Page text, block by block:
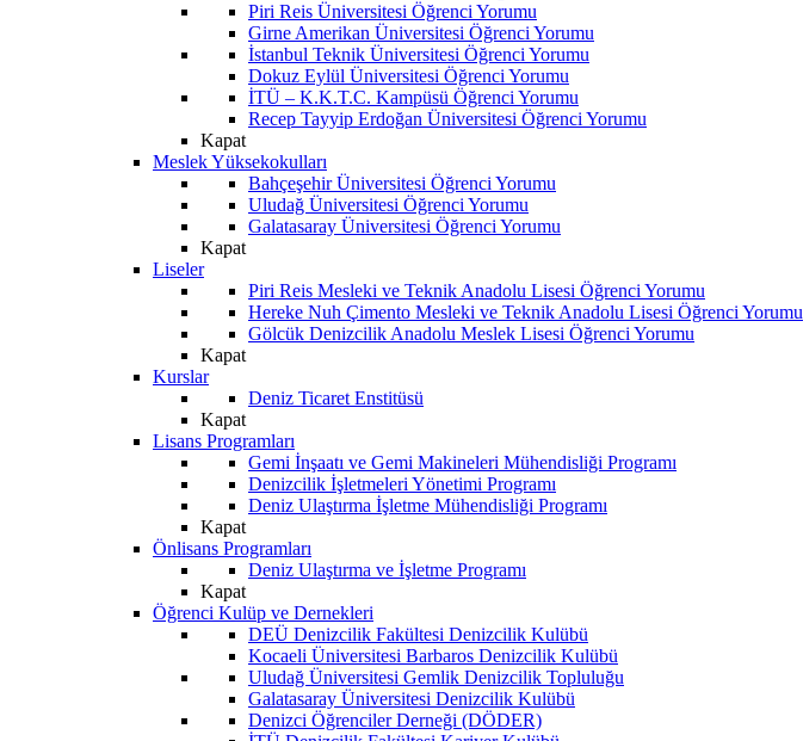
Piri Reis Üniversitesi Öğrenci Yorumu
Girne Amerikan Üniversitesi Öğrenci Yorumu
İstanbul Teknik Üniversitesi Öğrenci Yorumu
Dokuz Eylül Üniversitesi Öğrenci Yorumu
İTÜ – K.K.T.C. Kampüsü Öğrenci Yorumu
Recep Tayyip Erdoğan Üniversitesi Öğrenci Yorumu
Kapat
Meslek Yüksekokulları
Bahçeşehir Üniversitesi Öğrenci Yorumu
Uludağ Üniversitesi Öğrenci Yorumu
Galatasaray Üniversitesi Öğrenci Yorumu
Kapat
Liseler
Piri Reis Mesleki ve Teknik Anadolu Lisesi Öğrenci Yorumu
Hereke Nuh Çimento Mesleki ve Teknik Anadolu Lisesi Öğrenci Yorumu
Gölcük Denizcilik Anadolu Meslek Lisesi Öğrenci Yorumu
Kapat
Kurslar
Deniz Ticaret Enstitüsü
Kapat
Lisans Programları
Gemi İnşaatı ve Gemi Makineleri Mühendisliği Programı
Denizcilik İşletmeleri Yönetimi Programı
Deniz Ulaştırma İşletme Mühendisliği Programı
Kapat
Önlisans Programları
Deniz Ulaştırma ve İşletme Programı
Kapat
Öğrenci Kulüp ve Dernekleri
DEÜ Denizcilik Fakültesi Denizcilik Kulübü
Kocaeli Üniversitesi Barbaros Denizcilik Kulübü
Uludağ Üniversitesi Gemlik Denizcilik Topluluğu
Galatasaray Üniversitesi Denizcilik Kulübü
Denizci Öğrenciler Derneği (DÖDER)